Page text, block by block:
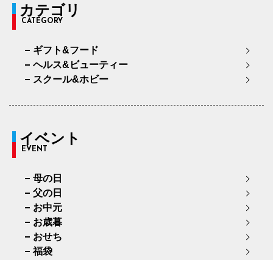
カテゴリ
CATEGORY
ギフト&フード
ヘルス&ビューティー
スクール&ホビー
イベント
EVENT
母の日
父の日
お中元
お歳暮
おせち
福袋